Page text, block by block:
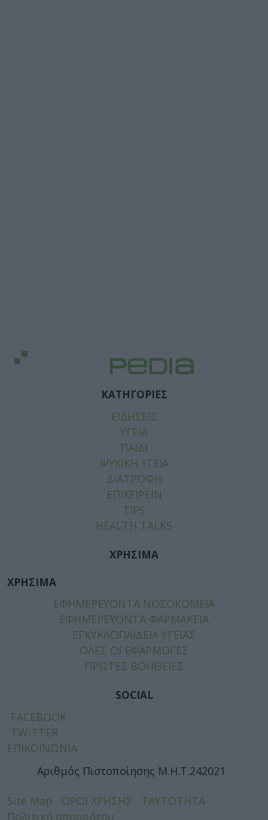
ΚΑΤΗΓΟΡΙΕΣ
ΕΙΔΗΣΕΙΣ
ΥΓΕΙΑ
ΠΑΙΔΙ
ΨΥΧΙΚΗ ΥΓΕΙΑ
ΔΙΑΤΡΟΦΗ
ΕΠΙΧΕΙΡΕΙΝ
TIPS
HEALTH TALKS
ΧΡΗΣΙΜΑ
ΧΡΗΣΙΜΑ
ΕΦΗΜΕΡΕΥΟΝΤΑ ΝΟΣΟΚΟΜΕΙΑ
ΕΦΗΜΕΡΕΥΟΝΤΑ ΦΑΡΜΑΚΕΙΑ
ΕΓΚΥΚΛΟΠΑΙΔΕΙΑ ΥΓΕΙΑΣ
ΟΛΕΣ ΟΙ ΕΦΑΡΜΟΓΕΣ
ΠΡΩΤΕΣ ΒΟΗΘΕΙΕΣ
SOCIAL
FACEBOOK
TWITTER
ΕΠΙΚΟΙΝΩΝΙΑ
Αριθμός Πιστοποίησης Μ.Η.Τ.242021
Site Map ΟΡΟΙ ΧΡΗΣΗΣ
ΤΑΥΤΟΤΗΤΑ
Πολιτική απορρήτου